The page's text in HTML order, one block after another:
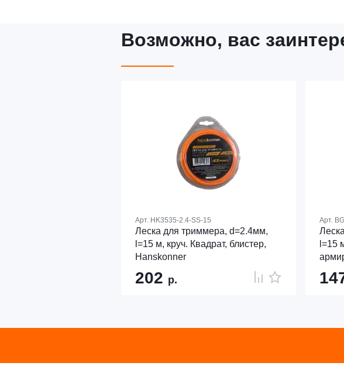
Возможно, вас
Арт. HK3535-2.4-SS-15
Леска для триммера, d=2.4мм,
l=15 м, круч. Квадрат, блистер,
Hanskonner
202 р.
Арт.
l=15